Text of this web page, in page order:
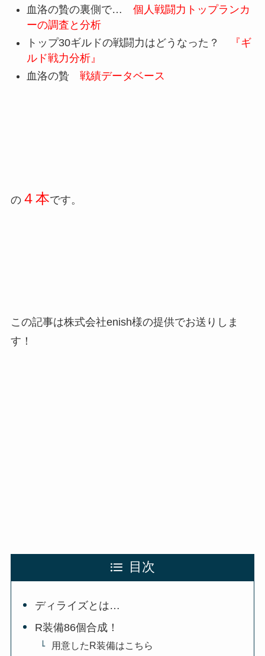
血洛の贄の裏側で… 個人戦闘力トップランカ
ーの調査と分析
トップ30ギルドの戦闘力はどうなった？
『ギ
ルド戦力分析』
血洛の贄 戦績データベース
の４本です。
この記事は株式会社enish様の提供でお送りしま
す！
目次
ディライズとは…
R装備86個合成！
用意したR装備はこちら